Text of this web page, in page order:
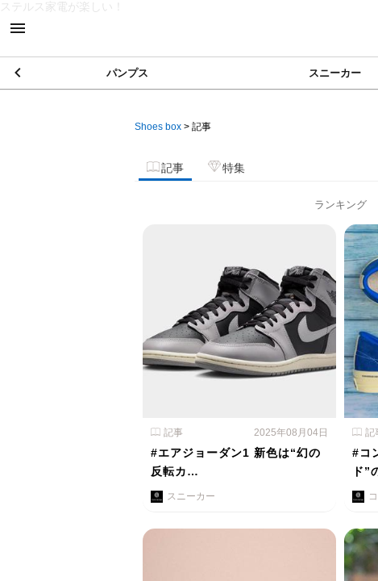
ステルス家電が楽しい！
パンプス スニーカー
Shoes box > 記事
記事 特集
ランキング
記事 2025年08月04日
#エアジョーダン1 新色は“幻の
反転カ…
スニーカー
記
#コ
ド”